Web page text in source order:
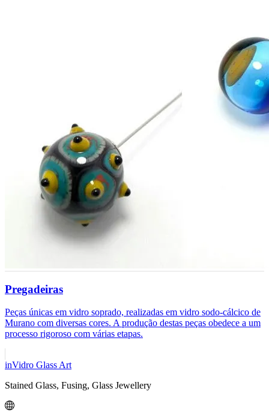
Pregadeiras
Peças únicas em vidro soprado, realizadas em vidro sodo-cálcico de
Murano com diversas cores. A produção destas peças obedece a um
processo rigoroso com várias etapas.
inVidro Glass Art
Stained Glass, Fusing, Glass Jewellery